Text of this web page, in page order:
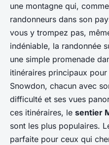
une montagne qui,
randonneurs dans son
vous y trompez pas,
indéniable, la randonnée
une simple promenade
itinéraires principaux
Snowdon, chacun avec
difficulté et ses vues
ces itinéraires, le sentier
sont les plus populaires.
parfaite pour ceux qui